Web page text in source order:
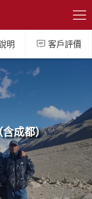

明  客戶評價
成都）